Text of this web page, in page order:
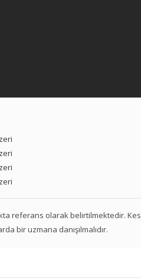
referans olarak belirtilmektedir.
bir uzmana danışılmalıdır.